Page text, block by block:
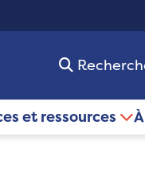
et ressources